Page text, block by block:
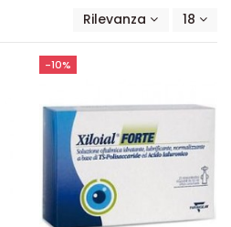
Rilevanza 18
-10%